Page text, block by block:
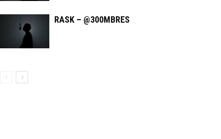
RASK – @300MBRES